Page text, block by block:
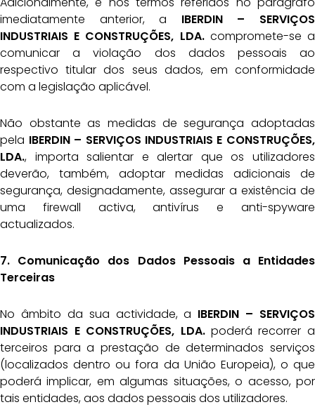
imediatamente anterior, a IBERDIN – SERVIÇOS
INDUSTRIAIS E CONSTRUÇÕES, LDA.compromete-se a
comunicar a violação dos dados pessoais ao
respectivo titular dos seus dados, em conformidade
com a legislação aplicável.
Não obstante as medidas de segurança adoptadas
pela IBERDIN – SERVIÇOS INDUSTRIAIS E CONSTRUÇÕES,
LDA., importa salientar e alertar que os utilizadores
deverão, também, adoptar medidas adicionais de
segurança, designadamente, assegurar a existência de
uma firewall activa, antivírus e anti-spyware
actualizados.
7. Comunicação dos Dados Pessoais a Entidades
Terceiras
No âmbito da sua actividade, a IBERDIN – SERVIÇOS
INDUSTRIAIS E CONSTRUÇÕES, LDA. poderá recorrer a
terceiros para a prestação de determinados serviços
(localizados dentro ou fora da União Europeia), o que
poderá implicar, em algumas situações, o acesso, por
tais entidades, aos dados pessoais dos utilizadores.